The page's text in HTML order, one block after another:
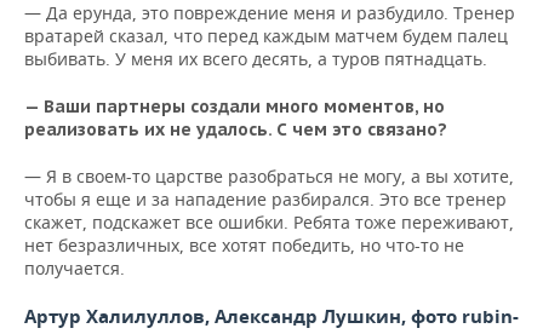
— Да ерунда, это повреждение меня и разбудило. Тренер
вратарей сказал, что перед каждым матчем будем палец
выбивать. У меня их всего десять, а туров пятнадцать.
— Ваши партнеры создали много моментов, но
реализовать их не удалось. С чем это связано?
— Я в своем-то царстве разобраться не могу, а вы хотите,
чтобы я еще и за нападение разбирался. Это все тренер
скажет, подскажет все ошибки. Ребята тоже переживают,
нет безразличных, все хотят победить, но что-то не
получается.
Артур Халилуллов, Александр Лушкин, фото rubin-